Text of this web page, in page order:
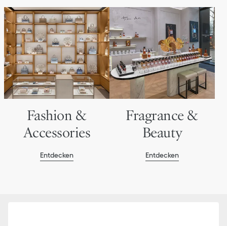
Fashion &
Accessories
Entdecken
Fragrance &
Beauty
Entdecken